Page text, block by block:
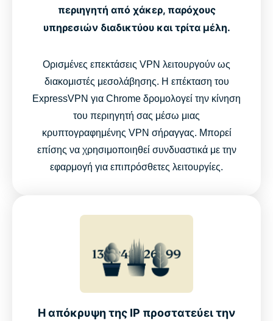
περιηγητή από χάκερ, παρόχους
υπηρεσιών διαδικτύου και τρίτα μέλη.
Ορισμένες επεκτάσεις VPN λειτουργούν ως
διακομιστές μεσολάβησης. Η επέκταση του
ExpressVPN για Chrome δρομολογεί την κίνηση
του περιηγητή σας μέσω μιας
κρυπτογραφημένης VPN σήραγγας. Μπορεί
επίσης να χρησιμοποιηθεί συνδυαστικά με την
εφαρμογή για επιπρόσθετες λειτουργίες.
Η απόκρυψη της IP προστατεύει την